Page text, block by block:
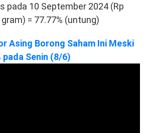
pada 10 September 2024 (Rp
= 77.77% (untung)
Asing Borong Saham Ini Meski
pada Senin (8/6)